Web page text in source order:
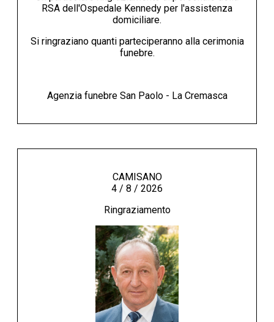
RSA dell'Ospedale Kennedy per l'assistenza
domiciliare.
Si ringraziano quanti parteciperanno alla cerimonia
funebre.
Agenzia funebre San Paolo - La Cremasca
CAMISANO
4 / 8 / 2026
Ringraziamento